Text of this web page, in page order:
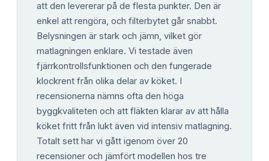
att den levererar på de flesta punkter. Den är
enkel att rengöra, och filterbytet går snabbt.
Belysningen är stark och jämn, vilket gör
matlagningen enklare. Vi testade även
fjärrkontrollsfunktionen och den fungerade
klockrent från olika delar av köket. I
recensionerna nämns ofta den höga
byggkvaliteten och att fläkten klarar av att hålla
köket fritt från lukt även vid intensiv matlagning.
Totalt sett har vi gått igenom över 20
recensioner och jämfört modellen hos tre